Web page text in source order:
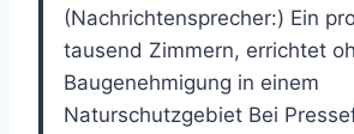
(Nachrichtensprecher:) Ein
tausend Zimmern, errichtet
Baugenehmigung in einem
Naturschutzgebiet Bei